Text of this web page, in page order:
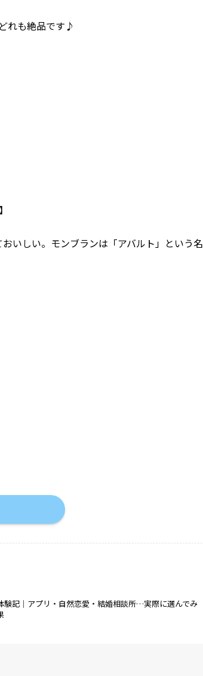
れも絶品です♪
いしい。モンブランは「アバルト」という名
験記｜アプリ・自然恋愛・結婚相談所…実際に選んでみ